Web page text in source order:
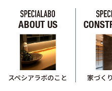
ABOUT US
スペシアラボのこと 家づく